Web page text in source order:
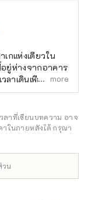
เกแห่งเดียวใน
อยู่ห่างจากอาคาร
ลาเดินเพียง 5
ะออนเซ็น
นๆ อีกหลาย
งได้รับความนิยม
'' `` Dogo
กลับมากับทุก
more
ลาที่เขียนบทความ อาจ
าในภายหลังได้ กรุณา
วน